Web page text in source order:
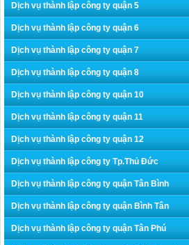
Dịch vụ thành lập công ty quận 5
Dịch vụ thành lập công ty quận 6
Dịch vụ thành lập công ty quận 7
Dịch vụ thành lập công ty quận 8
Dịch vụ thành lập công ty quận 10
Dịch vụ thành lập công ty quận 11
Dịch vụ thành lập công ty quận 12
Dịch vụ thành lập công ty Tp.Thủ Đức
Dịch vụ thành lập công ty quận Tân Bình
Dịch vụ thành lập công ty quận Bình Tân
Dịch vụ thành lập công ty quận Tân Phú